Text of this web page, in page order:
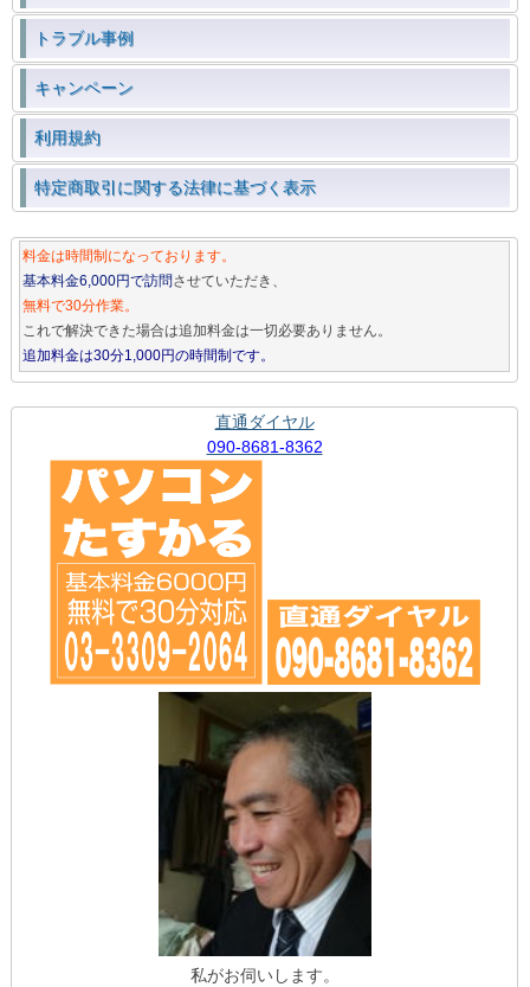
トラブル事例
キャンペーン
利用規約
特定商取引に関する法律に基づく表示
料金は時間制になっております。
基本料金6,000円で訪問させていただき、
無料で30分作業。
これで解決できた場合は追加料金は一切必要ありません。
追加料金は30分1,000円の時間制です。
直通ダイヤル
090-8681-8362
私がお伺いします。